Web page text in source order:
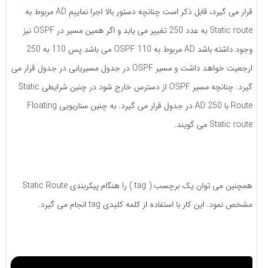
قرار می گیرد، قابل ذکر است چنانچه دستور بالا اجرا نماییم AD مربوط به
Static route به عدد 250 تغییر می یابد و اگر همین مسیر در OSPF نیز
وجود داشته باشد AD مربوط به OSPF 110 می باشد پس 110 به 250
ارجعیت خواهد داشت و مسیر OSPF در جدول مسیریابی در جدول قرار می
گیرد. چنانچه مسیر OSPF از دسترس خارج شود در چنین شرایطی Static
Route با AD 250 در جدول قرار می گیرد. به چنین سناریویی Floating
Static route می گویند.
همچنین می توان یک برچسب ( tag ) را هنگام پیکربندی Static Route
مشخص نمود. این کار با استفاده از کلمه کلیدی tag انجام می گیرد.